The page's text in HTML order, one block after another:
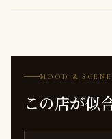
MOOD & SCENE
この店が似